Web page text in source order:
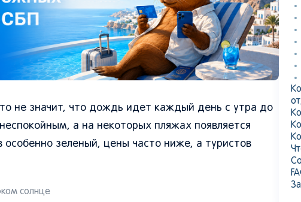
не значит, что дождь идет каждый день с утра до
а на некоторых пляжах появляется
зеленый, цены часто ниже, а туристов
солнце